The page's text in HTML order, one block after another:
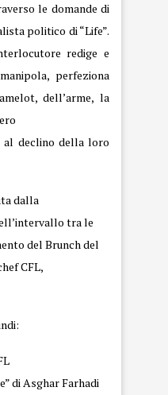
le domande di
politico di “Life”.
redige e
perfeziona
dell’arme, la
al declino della loro
dalla
tra le
del Brunch del
CFL,
di Asghar Farhadi